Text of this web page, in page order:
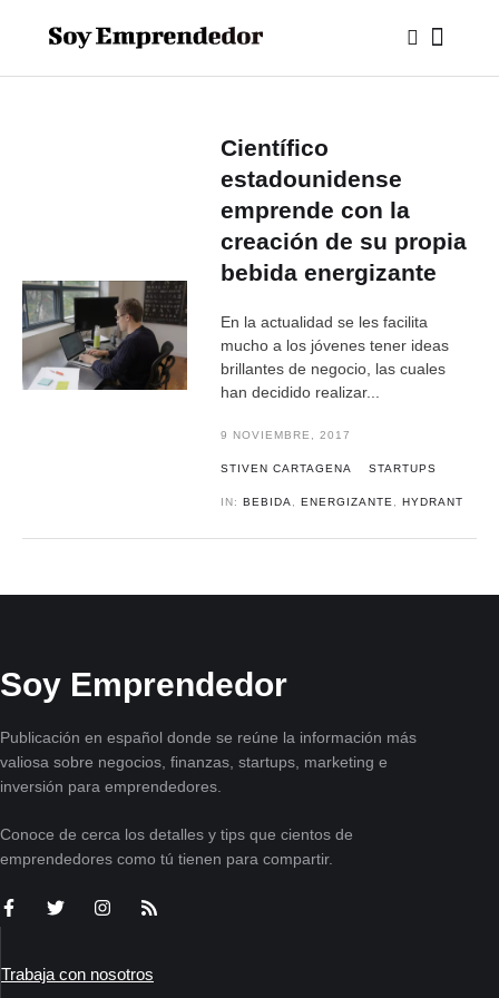
Científico
estadounidense
emprende con la
creación de su propia
bebida energizante
En la actualidad se les facilita
mucho a los jóvenes tener ideas
brillantes de negocio, las cuales
han decidido realizar...
9 NOVIEMBRE, 2017
STIVEN CARTAGENA STARTUPS
IN:BEBIDA ,ENERGIZANTE ,HYDRANT
Soy Emprendedor
Publicación en español donde se reúne la información más
valiosa sobre negocios, finanzas, startups, marketing e
inversión para emprendedores.
Conoce de cerca los detalles y tips que cientos de
emprendedores como tú tienen para compartir.
Trabaja con nosotros